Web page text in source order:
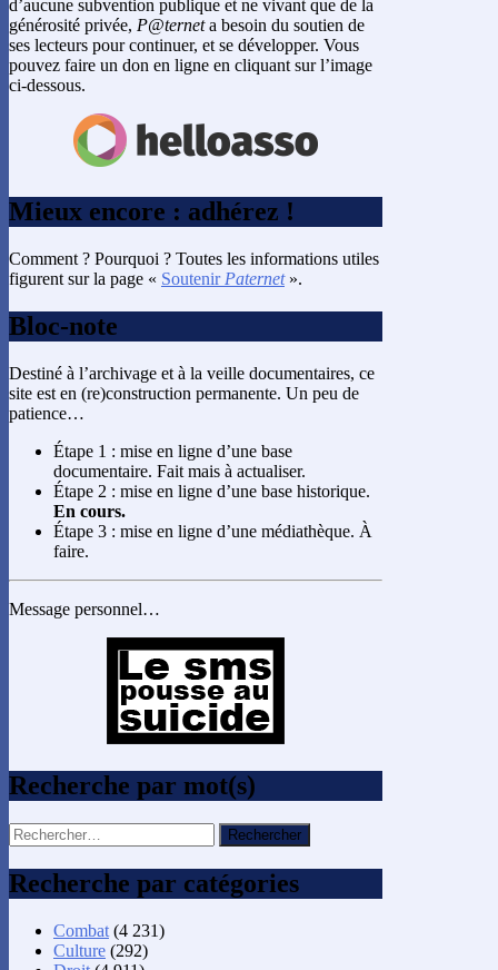
d’aucune subvention publique et ne vivant que de la
générosité privée, P@terneta besoin du soutien de
ses lecteurs pour continuer, et se développer. Vous
pouvez faire un don en ligne en cliquant sur l’image
ci-dessous.
Mieux encore : adhérez !
Comment ? Pourquoi ? Toutes les informations utiles
figurent sur la page « Soutenir Paternet».
Bloc-note
Destiné à l’archivage et à la veille documentaires, ce
site est en (re)construction permanente. Un peu de
patience…
Étape 1 : mise en ligne d’une base
documentaire. Fait mais à actualiser.
Étape 2 : mise en ligne d’une base historique.
En cours.
Étape 3 : mise en ligne d’une médiathèque. À
faire.
Message personnel…
Recherche par mot(s)
Rechercher :
Recherche par catégories
Combat (4 231)
Culture (292)